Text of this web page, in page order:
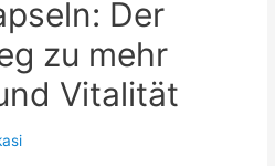
Der
zu mehr
Vitalität